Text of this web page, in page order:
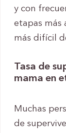
y con
etapas más
más difícil
Tasa de
mama en
Muchas
de